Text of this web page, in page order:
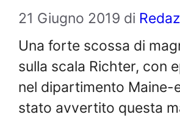
21 Giugno 2019 di
Una forte scossa di
sulla scala Richter, con
nel dipartimento Maine-
stato avvertito questa